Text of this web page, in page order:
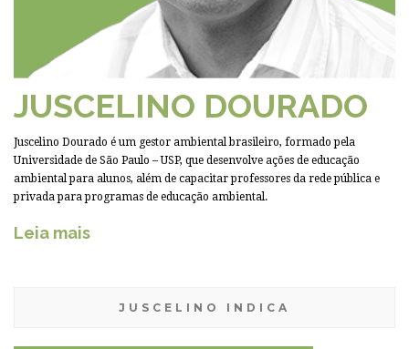
JUSCELINO DOURADO
Juscelino Dourado é um gestor ambiental brasileiro, formado pela
Universidade de São Paulo – USP, que desenvolve ações de educação
ambiental para alunos, além de capacitar professores da rede pública e
privada para programas de educação ambiental.
Leia mais
JUSCELINO INDICA